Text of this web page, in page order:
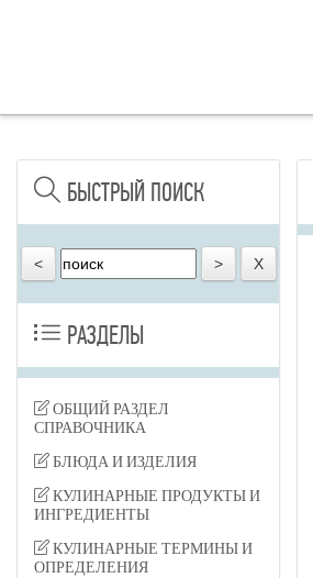
БЫСТРЫЙ ПОИСК
РАЗДЕЛЫ
ОБЩИЙ РАЗДЕЛ
СПРАВОЧНИКА
БЛЮДА И ИЗДЕЛИЯ
КУЛИНАРНЫЕ ПРОДУКТЫ И
ИНГРЕДИЕНТЫ
КУЛИНАРНЫЕ ТЕРМИНЫ И
ОПРЕДЕЛЕНИЯ